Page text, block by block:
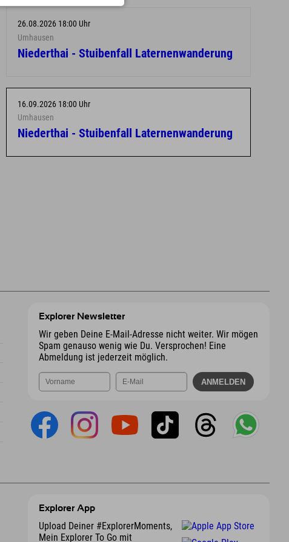
26.08.2026 18:00 Uhr
Umhausen
Niederthai - Stuibenfall Laternenwanderung
16.09.2026 18:00 Uhr
Umhausen
Niederthai - Stuibenfall Laternenwanderung
Explorer Newsletter
Wir geben Deine E-Mail-Adresse nicht weiter. Wir mögen
Spam genauso wenig wie Du. Versprochen! Eine
Abmeldung ist jederzeit möglich.
Explorer App
Upload Deiner #ExplorerMoments,
Mein Explorer To Go mit